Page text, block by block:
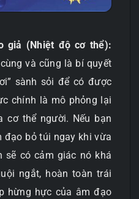
giả (Nhiệt độ cơ thể):
và cũng là bí quyết
sành sỏi để có được
chính là mô phỏng lại
cơ thể người. Nếu bạn
đạo bỏ túi ngay khi vừa
sẽ có cảm giác nó khá
ngắt, hoàn toàn trái
hừng hực của âm đạo